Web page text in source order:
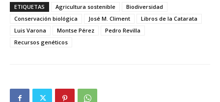
ETIQUETAS Agricultura sostenible
Biodiversidad
Conservación biológica
José M. Climent
Libros de la Catarata
Luis Varona
Montse Pérez
Pedro Revilla
Recursos genéticos